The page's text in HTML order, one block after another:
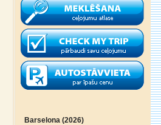
Barselona (2026)